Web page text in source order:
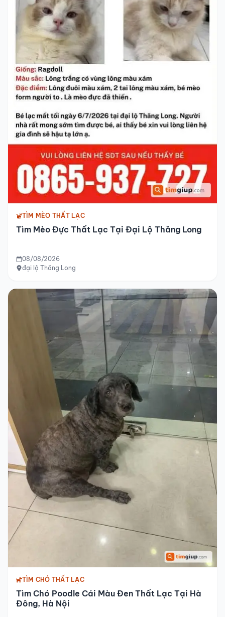
TÌM MÈO THẤT LẠC
Tìm Mèo Đực Thất Lạc Tại Đại Lộ Thăng Long
08/08/2026
đại lộ Thăng Long
TÌM CHÓ THẤT LẠC
Tìm Chó Poodle Cái Màu Đen Thất Lạc Tại Hà
Đông, Hà Nội